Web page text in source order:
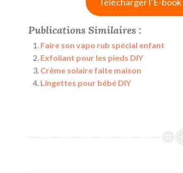
Publications Similaires :
Faire son vapo rub spécial enfant
Exfoliant pour les pieds DIY
Crème solaire faite maison
Lingettes pour bébé DIY